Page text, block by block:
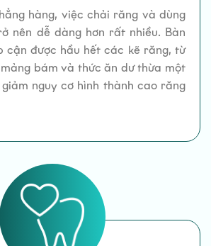
hàng, việc chải răng và dùng
nên dễ dàng hơn rất nhiều. Bàn
cận được hầu hết các kẽ răng, từ
bám và thức ăn dư thừa một
nguy cơ hình thành cao răng